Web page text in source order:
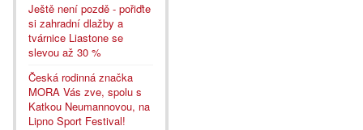
Ještě není pozdě - pořiďte
si zahradní dlažby a
tvárnice Liastone se
slevou až 30 %
Česká rodinná značka
MORA Vás zve, spolu s
Katkou Neumannovou, na
Lipno Sport Festival!